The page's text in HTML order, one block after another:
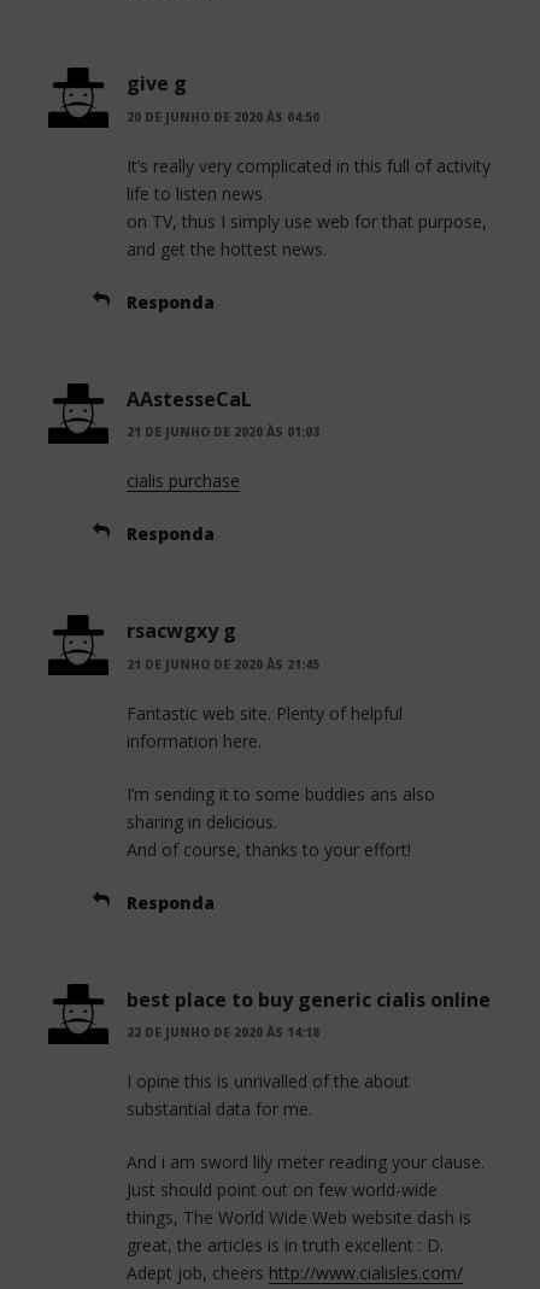
give g
20 DE JUNHO DE 2020 ÀS 04:50
It’s really very complicated in this full of activity
life to listen news
on TV, thus I simply use web for that purpose,
and get the hottest news.
Responda
AAstesseCaL
21 DE JUNHO DE 2020 ÀS 01:03
cialis purchase
Responda
rsacwgxy g
21 DE JUNHO DE 2020 ÀS 21:45
Fantastic web site. Plenty of helpful
information here.
I’m sending it to some buddies ans also
sharing in delicious.
And of course, thanks to your effort!
Responda
best place to buy generic cialis online
22 DE JUNHO DE 2020 ÀS 14:18
I opine this is unrivalled of the about
substantial data for me.
And i am sword lily meter reading your clause.
Just should point out on few world-wide
things, The World Wide Web website dash is
great, the articles is in truth excellent : D.
Adept job, cheers http://www.cialisles.com/